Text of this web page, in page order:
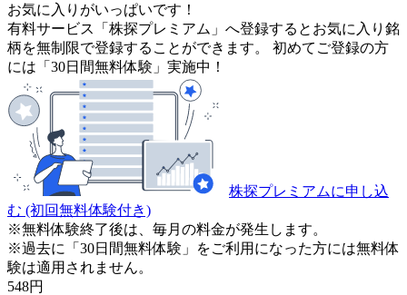
お気に入りがいっぱいです！
有料サービス「株探プレミアム」へ登録するとお気に入り銘
柄を無制限で登録することができます。 初めてご登録の方
には「30日間無料体験」実施中！
株探プレミアムに申し込
む (初回無料体験付き)
※無料体験終了後は、毎月の料金が発生します。
※過去に「30日間無料体験」をご利用になった方には無料体
験は適用されません。
548円